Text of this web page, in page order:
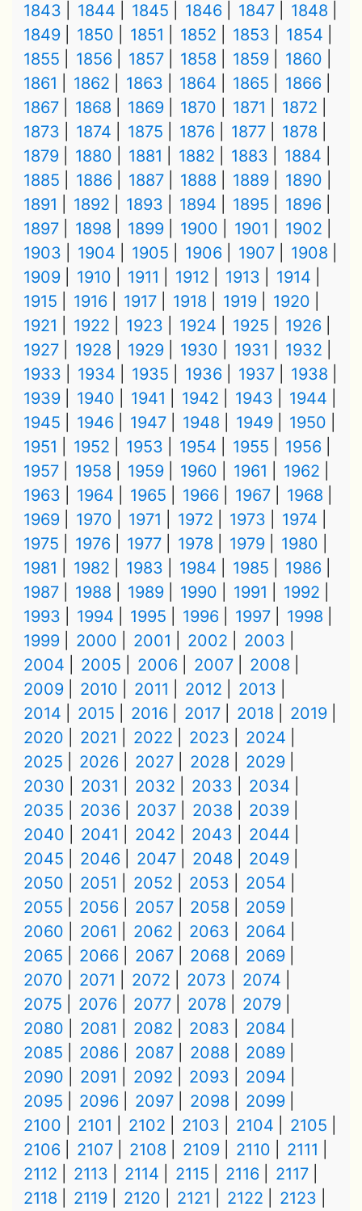
1843
1844 1845 1846 1847
1848
1849
1850 1851 1852 1853
1854
1855
1856 1857 1858 1859
1860
1861
1862 1863 1864 1865
1866
1867
1868 1869 1870 1871
1872
1873
1874 1875 1876 1877
1878
1879
1880 1881 1882 1883
1884
1885
1886 1887 1888 1889
1890
1891
1892 1893 1894 1895
1896
1897
1898 1899 1900 1901
1902
1903
1904 1905 1906 1907
1908
1909
1910 1911 1912 1913
1914
1915
1916 1917 1918 1919
1920
1921
1922 1923 1924 1925
1926
1927
1928 1929 1930 1931
1932
1933
1934 1935 1936 1937
1938
1939
1940 1941 1942 1943
1944
1945
1946 1947 1948 1949
1950
1951
1952 1953 1954 1955
1956
1957
1958 1959 1960 1961
1962
1963
1964 1965 1966 1967
1968
1969
1970 1971 1972 1973
1974
1975
1976 1977 1978 1979
1980
1981
1982 1983 1984 1985
1986
1987
1988 1989 1990 1991
1992
1993
1994 1995 1996 1997
1998
1999
2000 2001 2002
2003
2004
2005 2006 2007
2008
2009
2010 2011 2012
2013
2014
2015 2016 2017 2018
2019
2020
2021 2022 2023
2024
2025
2026 2027 2028
2029
2030
2031 2032 2033
2034
2035
2036 2037 2038
2039
2040
2041 2042 2043
2044
2045
2046 2047 2048
2049
2050
2051 2052 2053
2054
2055
2056 2057 2058
2059
2060
2061 2062 2063
2064
2065
2066 2067 2068
2069
2070
2071 2072 2073
2074
2075
2076 2077 2078
2079
2080
2081 2082 2083
2084
2085
2086 2087 2088
2089
2090
2091 2092 2093
2094
2095
2096 2097 2098
2099
2100
2101 2102 2103 2104
2105
2106
2107 2108 2109 2110
2111
2112
2113 2114 2115 2116
2117
2118
2119 2120 2121 2122 2123